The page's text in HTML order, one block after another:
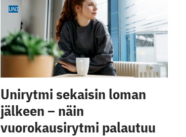
UNI
Unirytmi sekaisin loman
jälkeen – näin
vuorokausirytmi palautuu